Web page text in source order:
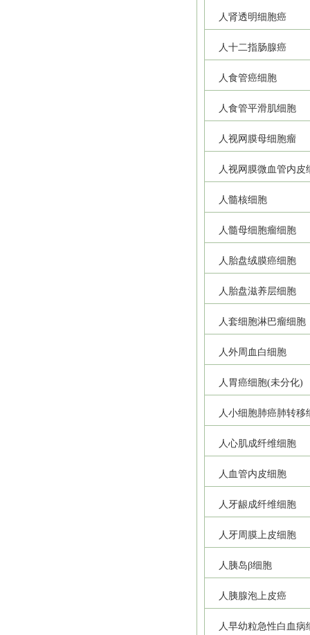
人肾透明细胞癌
人十二指肠腺癌
人食管癌细胞
人食管平滑肌细胞
人视网膜母细胞瘤
人视网膜微血管内皮
人髓核细胞
人髓母细胞瘤细胞
人胎盘绒膜癌细胞
人胎盘滋养层细胞
人套细胞淋巴瘤细胞
人外周血白细胞
人胃癌细胞(未分化)
人小细胞肺癌肺转移
人心肌成纤维细胞
人血管内皮细胞
人牙龈成纤维细胞
人牙周膜上皮细胞
人胰岛β细胞
人胰腺泡上皮癌
人早幼粒急性白血病